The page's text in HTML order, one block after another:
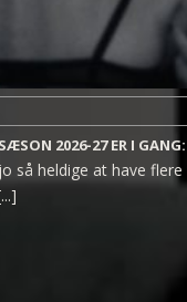
2026-27 ER I
så heldige at have